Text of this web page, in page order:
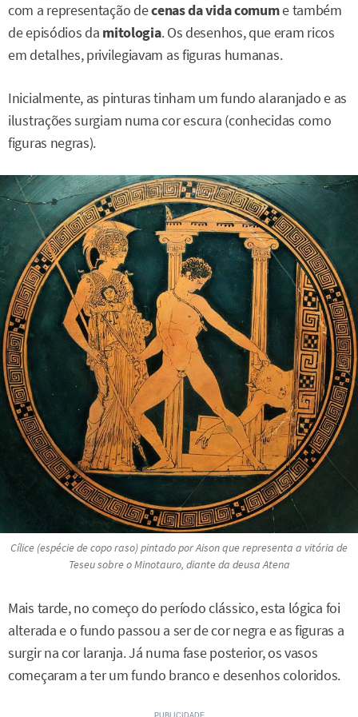
com a representação decenas da vida comume também
de episódios da mitologia. Os desenhos, que eram ricos
em detalhes, privilegiavam as figuras humanas.
Inicialmente, as pinturas tinham um fundo alaranjado e as
ilustrações surgiam numa cor escura (conhecidas como
figuras negras).
Cílice (espécie de copo raso) pintado por Aison que representa a vitória de
Teseu sobre o Minotauro, diante da deusa Atena
Mais tarde, no começo do período clássico, esta lógica foi
alterada e o fundo passou a ser de cor negra e as figuras a
surgir na cor laranja. Já numa fase posterior, os vasos
começaram a ter um fundo branco e desenhos coloridos.